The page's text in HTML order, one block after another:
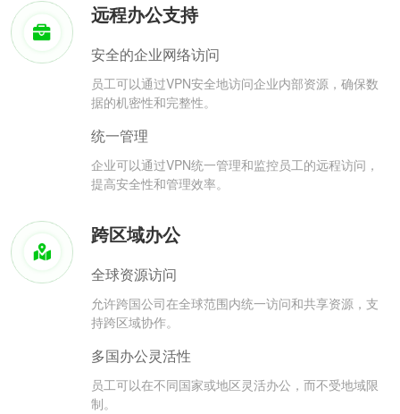
远程办公支持
安全的企业网络访问
员工可以通过VPN安全地访问企业内部资源，确保数
据的机密性和完整性。
统一管理
企业可以通过VPN统一管理和监控员工的远程访问，
提高安全性和管理效率。
跨区域办公
全球资源访问
允许跨国公司在全球范围内统一访问和共享资源，支
持跨区域协作。
多国办公灵活性
员工可以在不同国家或地区灵活办公，而不受地域限
制。